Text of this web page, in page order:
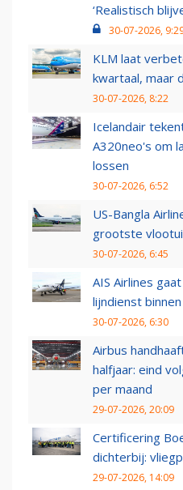
‘Realistisch
30-07-2026,
KLM laat
kwartaal, maar
30-07-2026, 8:22
Icelandair
A320neo's om
lossen
30-07-2026, 6:52
US-Bangla
grootste
30-07-2026, 6:45
AIS Airlines
lijndienst
30-07-2026, 6:30
Airbus
halfjaar: eind
per maand
29-07-2026, 20:09
Certificering
dichterbij:
29-07-2026, 14:09